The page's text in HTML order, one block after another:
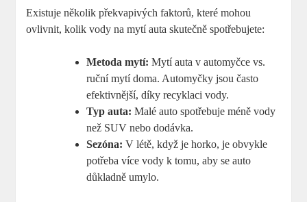
Existuje několik překvapivých faktorů, které mohou
ovlivnit, kolik vody na mytí auta skutečně spotřebujete:
Metoda mytí: Mytí auta v automyčce vs.
ruční mytí doma. Automyčky jsou často
efektivnější, díky recyklaci vody.
Typ auta: Malé auto spotřebuje méně vody
než SUV nebo dodávka.
Sezóna: V létě, když je horko, je obvykle
potřeba více vody k tomu, aby se auto
důkladně umylo.